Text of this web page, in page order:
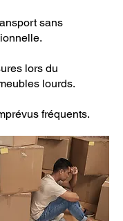
sans
lors du
lourds.
fréquents.